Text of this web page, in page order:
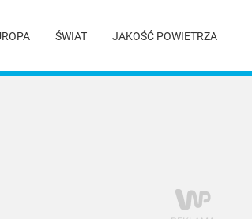
ŚWIAT JAKOŚĆ POWIETRZA